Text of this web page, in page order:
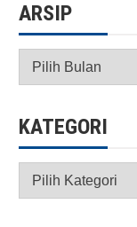
ARSIP
Arsip
KATEGORI
Kategori